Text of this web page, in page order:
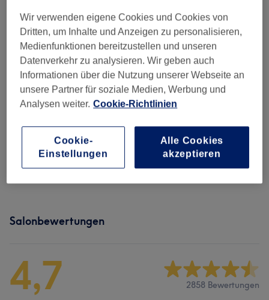
Damen - Haarschnitte & Stylings 12
Damen - Colorationen, Schnitte &
Föhnen
ab 38 €
Kinder - Haarschnitte & Stylings (3 ab 15 €
Herren - Haarschnitte & Stylings (12) ab 7 €
Damen - Farbe & Coloration (2)
Salonbewertungen
4,7 2858 Bewertungen
Wir verwenden eigene Cookies und Cookies von
Dritten, um Inhalte und Anzeigen zu personalisieren,
Medienfunktionen bereitzustellen und unseren
Datenverkehr zu analysieren. Wir geben auch
Informationen über die Nutzung unserer Webseite an
unsere Partner für soziale Medien, Werbung und
Analysen weiter. Cookie-Richtlinien
Cookie-
Einstellungen
Alle Cookies
akzeptieren